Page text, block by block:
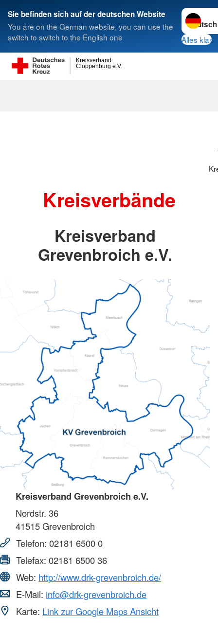
Sie befinden sich auf der deutschen Website
You are on the German website, you can use the
switch to switch to the English one
Sprache
Alles klar
Cloppenburg e.V.
Kreisverband
Suche
Kreisverbände
Kreisverband
Grevenbroich e.V.
Kreisverband Grevenbroich e.V.
Nordstr. 36
41515Grevenbroich
Telefon: 02181 6500 0
Telefax: 02181 6500 36
Web: http://www.drk-grevenbroich.de/
E-Mail: info@drk-grevenbroich.de
Karte: Link zur Google Maps Ansicht